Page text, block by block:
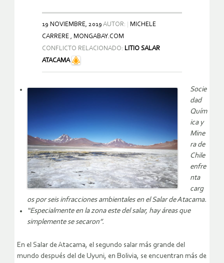
19 NOVIEMBRE, 2019 AUTOR:
MICHELE
CARRERE , MONGABAY.COM
CONFLICTO RELACIONADO: LITIO SALAR
ATACAMA
Socie
dad
Quím
ica y
Mine
ra de
Chile
enfre
nta
carg
os por seis infracciones ambientales en el Salar de Atacama.
“Especialmente en la zona este del salar, hay áreas que
simplemente se secaron”.
En el Salar de Atacama, el segundo salar más grande del
mundo después del de Uyuni, en Bolivia, se encuentran más de